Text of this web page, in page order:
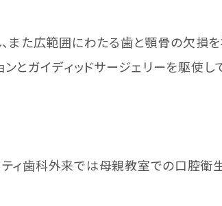
また広範囲にわたる歯と顎骨の欠損を
とガイディッドサージェリーを駆使し
ィ歯科外来では母親教室での口腔衛